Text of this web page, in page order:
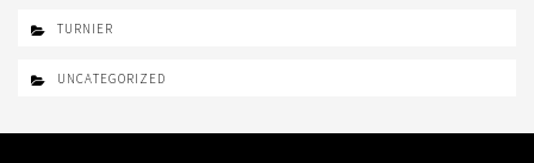
TURNIER
UNCATEGORIZED